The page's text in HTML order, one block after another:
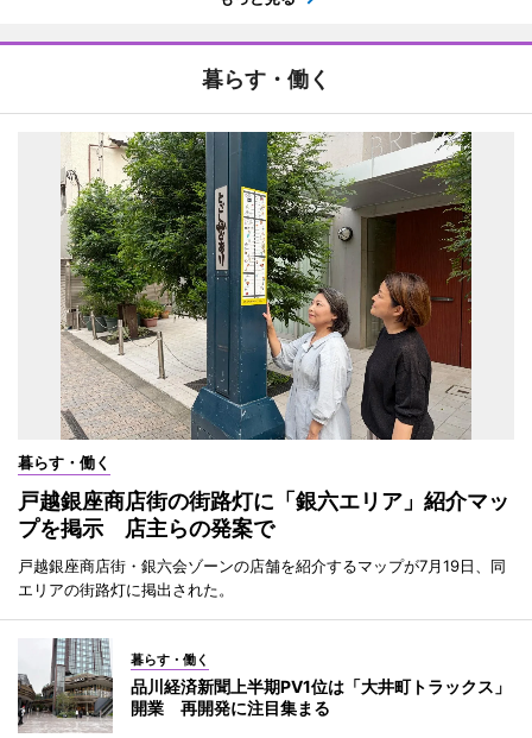
暮らす・働く
暮らす・働く
戸越銀座商店街の街路灯に「銀六エリア」紹介マッ
プを掲示 店主らの発案で
戸越銀座商店街・銀六会ゾーンの店舗を紹介するマップが7月19日、同
エリアの街路灯に掲出された。
暮らす・働く
品川経済新聞上半期PV1位は「大井町トラックス」
開業 再開発に注目集まる